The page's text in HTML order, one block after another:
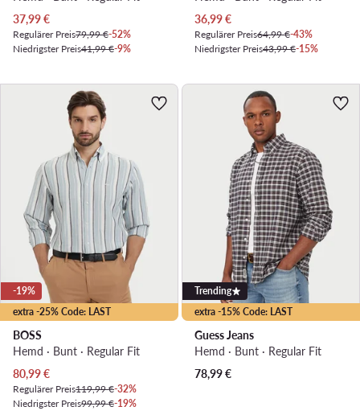
Aktueller Preis
37,99€
Regulärer Preis79,99 €-52%
Niedrigster Preis41,99 €-9%
Aktueller Preis
36,99€
Regulärer Preis64,99 €-43%
Niedrigster Preis43,99 €-15%
extra -25% Code: LAST
-19%
BOSS
Hemd · Bunt · Regular Fit
Aktueller Preis
80,99€
Regulärer Preis119,99 €-32%
Niedrigster Preis99,99 €-19%
extra -15% Code: LAST
Trending
Guess Jeans
Hemd · Bunt · Regular Fit
78,99€